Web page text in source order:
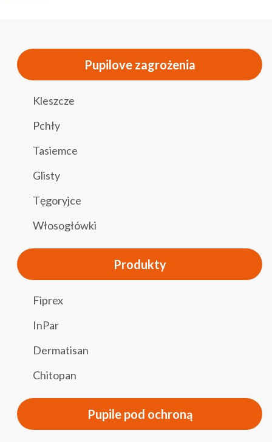
Pupilove zagrożenia
Kleszcze
Pchły
Tasiemce
Glisty
Tęgoryjce
Włosogłówki
Produkty
Fiprex
InPar
Dermatisan
Chitopan
Pupile pod ochroną